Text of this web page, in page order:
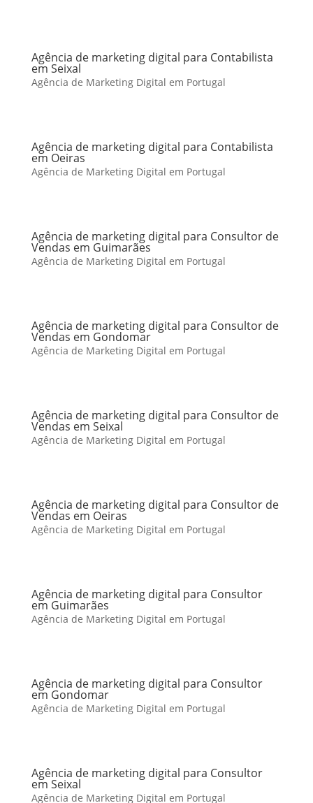
Agência de marketing digital para Contabilista
em Seixal
Agência de Marketing Digital em Portugal
Agência de marketing digital para Contabilista
em Oeiras
Agência de Marketing Digital em Portugal
Agência de marketing digital para Consultor de
Vendas em Guimarães
Agência de Marketing Digital em Portugal
Agência de marketing digital para Consultor de
Vendas em Gondomar
Agência de Marketing Digital em Portugal
Agência de marketing digital para Consultor de
Vendas em Seixal
Agência de Marketing Digital em Portugal
Agência de marketing digital para Consultor de
Vendas em Oeiras
Agência de Marketing Digital em Portugal
Agência de marketing digital para Consultor
em Guimarães
Agência de Marketing Digital em Portugal
Agência de marketing digital para Consultor
em Gondomar
Agência de Marketing Digital em Portugal
Agência de marketing digital para Consultor
em Seixal
Agência de Marketing Digital em Portugal